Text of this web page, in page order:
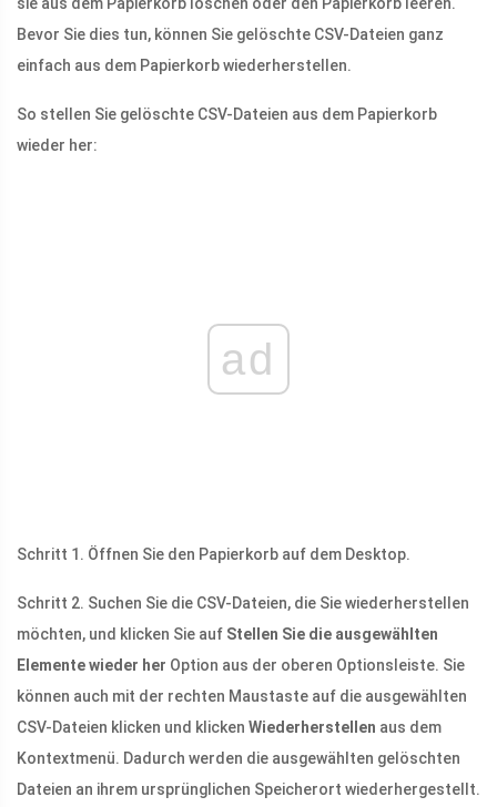
Bevor Sie dies tun, können Sie gelöschte CSV-Dateien ganz
einfach aus dem Papierkorb wiederherstellen.
So stellen Sie gelöschte CSV-Dateien aus dem Papierkorb
wieder her:
ad
Schritt 1. Öffnen Sie den Papierkorb auf dem Desktop.
Schritt 2. Suchen Sie die CSV-Dateien, die Sie wiederherstellen
möchten, und klicken Sie auf Stellen Sie die ausgewählten
Elemente wieder her Option aus der oberen Optionsleiste. Sie
können auch mit der rechten Maustaste auf die ausgewählten
CSV-Dateien klicken und klicken Wiederherstellen aus dem
Kontextmenü. Dadurch werden die ausgewählten gelöschten
Dateien an ihrem ursprünglichen Speicherort wiederhergestellt.